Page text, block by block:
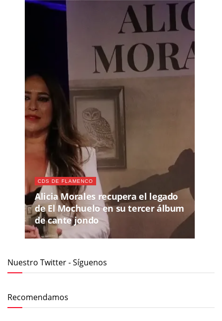
CDS DE FLAMENCO
Alicia Morales recupera el legado
de El Mochuelo en su tercer álbum
de cante jondo
Nuestro Twitter - Síguenos
Recomendamos